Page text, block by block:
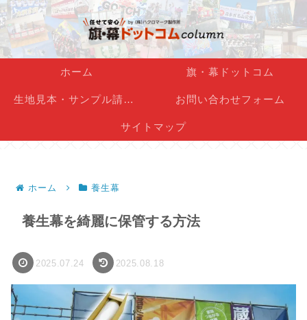
ホーム 旗・幕ドットコム
生地見本・サンプル請求フォーム お問い合わせフォーム
サイトマップ
ホーム 養生幕
養生幕を綺麗に保管する方法
2025.07.24 2025.08.18